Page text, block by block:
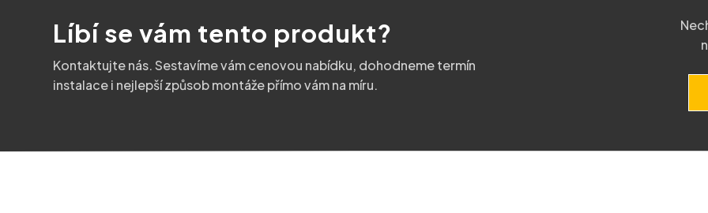
Líbí se vám tento produkt?
Kontaktujte nás. Sestavíme vám cenovou nabídku, dohodneme termín
instalace i nejlepší způsob montáže přímo vám na míru.